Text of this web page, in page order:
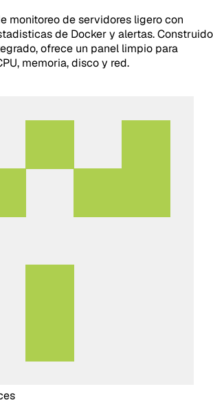
monitoreo de servidores ligero con
de Docker y alertas. Construido
ofrece un panel limpio para
memoria, disco y red.